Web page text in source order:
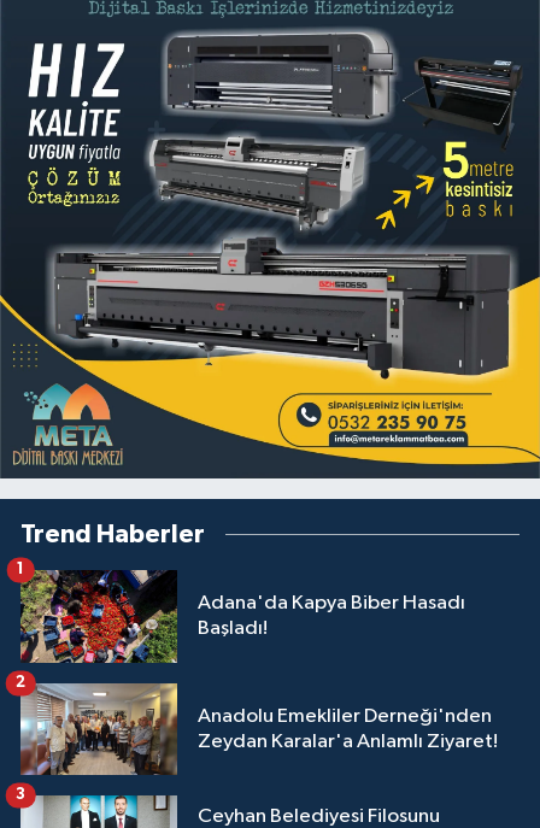
Trend Haberler
Adana'da Kapya Biber Hasadı
Başladı!
1
Anadolu Emekliler Derneği'nden
Zeydan Karalar'a Anlamlı Ziyaret!
2
Ceyhan Belediyesi Filosunu
3